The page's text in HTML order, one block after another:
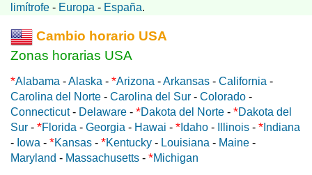
limítrofe - Europa - España.
Cambio horario USA
Zonas horarias USA
*Alabama -Alaska - *Arizona -Arkansas - California -
Carolina del Norte - Carolina del Sur - Colorado -
Connecticut- Delaware - *Dakota del Norte - *Dakota del
Sur - *Florida - Georgia - Hawai - * Idaho - Illinois - * Indiana
- Iowa - *Kansas - *Kentucky - Louisiana - Maine -
Maryland - Massachusetts - *Michigan